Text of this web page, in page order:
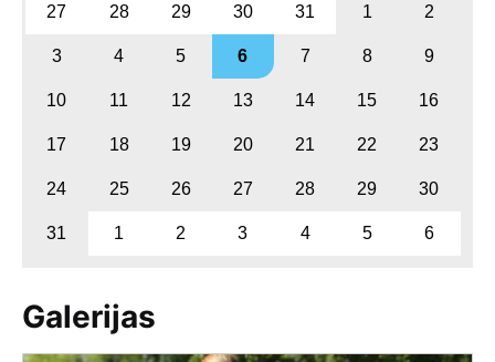
27 28 29 30 31 1 2
3 4 5 6 7 8 9
10 11 12 13 14 15 16
17 18 19 20 21 22 23
24 25 26 27 28 29 30
31 1 2 3 4 5 6
Galerijas